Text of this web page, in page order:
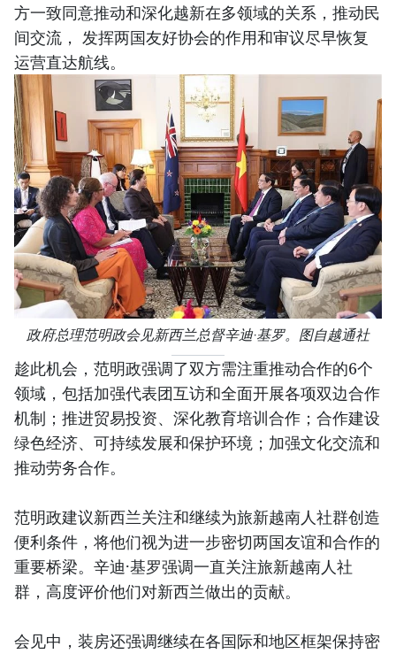
方一致同意推动和深化越新在多领域的关系，推动民
间交流， 发挥两国友好协会的作用和审议尽早恢复
运营直达航线。
政府总理范明政会见新西兰总督辛迪·基罗。图自越通社
趁此机会，范明政强调了双方需注重推动合作的6个
领域，包括加强代表团互访和全面开展各项双边合作
机制；推进贸易投资、深化教育培训合作；合作建设
绿色经济、可持续发展和保护环境；加强文化交流和
推动劳务合作。
范明政建议新西兰关注和继续为旅新越南人社群创造
便利条件，将他们视为进一步密切两国友谊和合作的
重要桥梁。辛迪·基罗强调一直关注旅新越南人社
群，高度评价他们对新西兰做出的贡献。
会见中，装房还强调继续在各国际和地区框架保持密